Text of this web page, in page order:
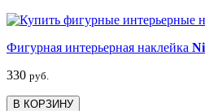
Фигурная интерьерная наклейка
330 руб.
В КОРЗИНУ